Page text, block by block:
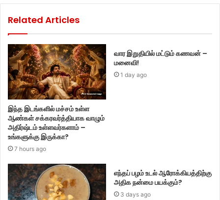
Related Articles
இந்த இடங்களில் மச்சம் உள்ள
ஆண்கள் சக்கரவர்த்தியாக வாழும்
அதிர்ஷ்டம் உள்ளவர்களாம் –
உங்களுக்கு இருக்கா?
7 hours ago
வார இறுதியில் மட்டும் கணவன் –
மனைவி!
1 day ago
எந்தப் பழம் உடல் ஆரோக்கியத்திற்கு
அதிக நன்மை பயக்கும்?
3 days ago